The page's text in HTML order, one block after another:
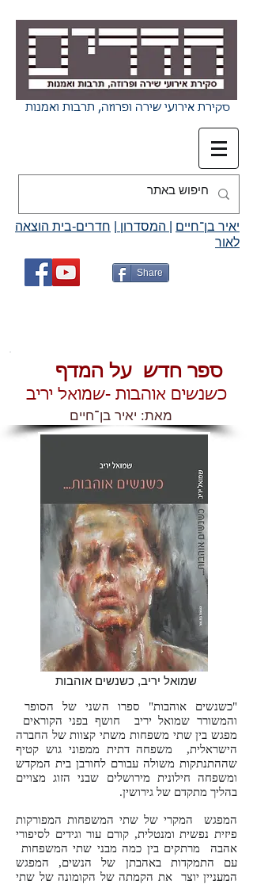
סקירת אירועי שירה ופרוזה, תרבות ואמנות
יאיר בן־חיים המסדרון
חדרים-בית הוצאה
לאור
Share
ספר חדש על המדף
כשנשים אוהבות -שמואל יריב
מאת: יאיר בן־חיים
שמואל יריב, כשנשים אוהבות
"כשנשים אוהבות" ספרו השני של הסופר
והמשורר שמואל יריב חושף בפני הקוראים
מפגש בין שתי משפחות משתי קצוות של החברה
הישראלית, משפחה דתית ממפוני גוש קטיף
שההתנתקות משולה עבורם לחורבן בית המקדש
ומשפחה חילונית מירושלים שבני הזוג מצויים
בהליך מתקדם של גירושין.
המפגש המקרי של שתי המשפחות המפורקות
פיזית נפשית ומנטלית, קורם עור וגידים לסיפורי
אהבה מרתקים בין כמה מבני שתי המשפחות
עם התמקדות באהבתן של הנשים, המפגש
המעניין יוצר את הקמתה של הקומונה של שתי